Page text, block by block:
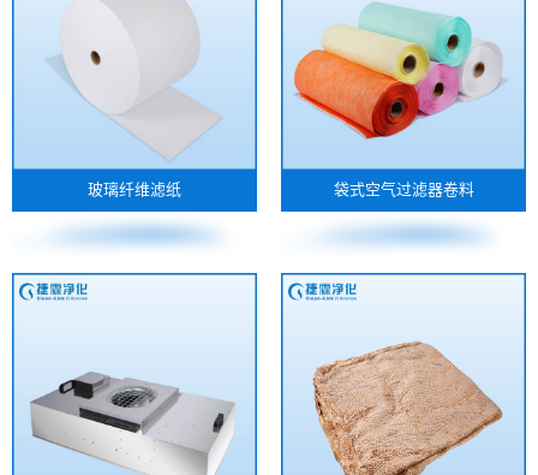
玻璃纤维滤纸 袋式空气过滤器卷料